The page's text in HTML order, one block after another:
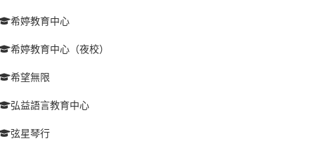
希婷教育中心
希婷教育中心（夜校）
希望無限
弘益語言教育中心
弦星琴行